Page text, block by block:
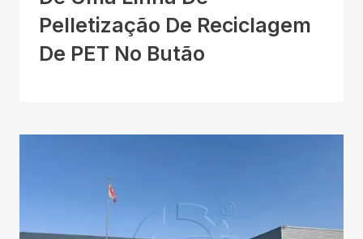
Pelletização De Reciclagem
De PET No Butão